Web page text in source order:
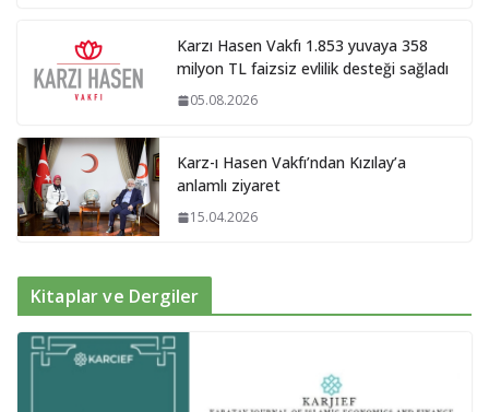
Karzı Hasen Vakfı 1.853 yuvaya 358
milyon TL faizsiz evlilik desteği sağladı
05.08.2026
Karz-ı Hasen Vakfı’ndan Kızılay’a
anlamlı ziyaret
15.04.2026
Kitaplar ve Dergiler